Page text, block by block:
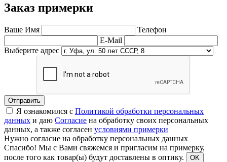
Заказ примерки
Ваше Имя
Телефон
E-Mail
Выберите адрес
Отправить
Я ознакомился с Политикой обработки персональных
данных и даю Согласие на обработку своих персональных
данных, а также согласен условиями примерки
Нужно согласие на обработку персональных данных
Спасибо! Мы с Вами свяжемся и пригласим на примерку,
после того как товар(ы) будут доставлены в оптику.
OK